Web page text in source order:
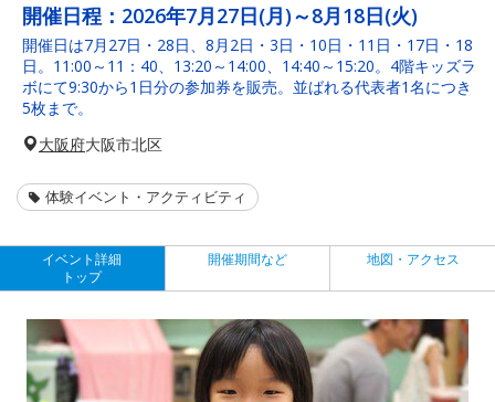
開催日程： 2026年7月27日(月)～8月18日(火)
開催日は7月27日・28日、8月2日・3日・10日・11日・17日・18
日。11:00～11：40、13:20～14:00、14:40～15:20。4階キッズラ
ボにて9:30から1日分の参加券を販売。並ばれる代表者1名につき
5枚まで。
大阪府大阪市北区
体験イベント・アクティビティ
イベント詳細
トップ
開催期間など 地図・アクセス